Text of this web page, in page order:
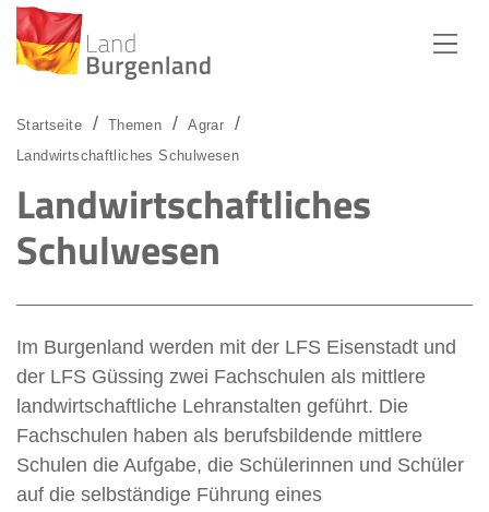
Startseite Themen
Agrar
Landwirtschaftliches Schulwesen
Landwirtschaftliches
Schulwesen
Im Burgenland werden mit der LFS Eisenstadt und
der LFS Güssing zwei Fachschulen als mittlere
landwirtschaftliche Lehranstalten geführt. Die
Fachschulen haben als berufsbildende mittlere
Schulen die Aufgabe, die Schülerinnen und Schüler
auf die selbständige Führung eines